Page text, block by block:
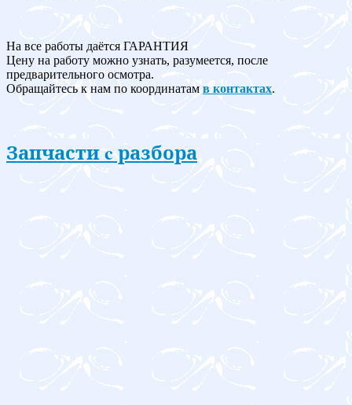
На все работы даётся ГАРАНТИЯ
Цену на работу можно узнать, разумеется, после
предварительного осмотра.
Обращайтесь к нам по координатам в контактах.
Запчасти c разбора